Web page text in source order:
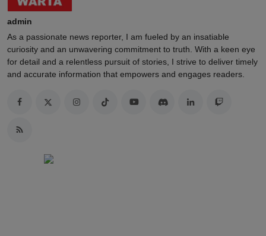
admin
As a passionate news reporter, I am fueled by an insatiable
curiosity and an unwavering commitment to truth. With a keen eye
for detail and a relentless pursuit of stories, I strive to deliver timely
and accurate information that empowers and engages readers.